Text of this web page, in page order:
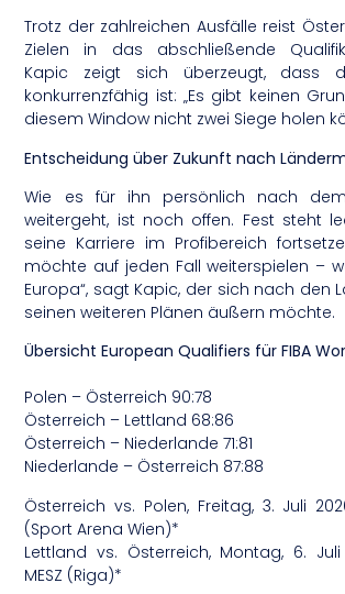
Trotz der zahlreichen Ausfälle reist
Zielen in das abschließende
Kapic zeigt sich überzeugt, dass
konkurrenzfähig ist: „Es gibt keinen
diesem Window nicht zwei Siege holen
Entscheidung über Zukunft nach
Wie es für ihn persönlich nach
weitergeht, ist noch offen. Fest steht
seine Karriere im Profibereich
möchte auf jeden Fall weiterspielen –
Europa“, sagt Kapic, der sich nach den
seinen weiteren Plänen äußern möchte.
Übersicht European Qualifiers für FIBA
Polen – Österreich 90:78
Österreich – Lettland 68:86
Österreich – Niederlande 71:81
Niederlande – Österreich 87:88
Österreich vs. Polen, Freitag, 3. Juli
(Sport Arena Wien)*
Lettland vs. Österreich, Montag, 6. Juli
MESZ (Riga)*